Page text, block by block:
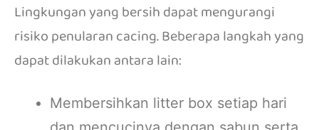
Lingkungan yang bersih dapat mengurangi
risiko penularan cacing.Beberapa langkah yang
dapat dilakukan antara lain:
Membersihkan litter box setiap hari